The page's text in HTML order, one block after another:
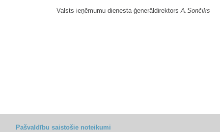
Valsts ieņēmumu dienesta ģenerāldirektorsA.Sončiks
Pašvaldību saistošie noteikumi